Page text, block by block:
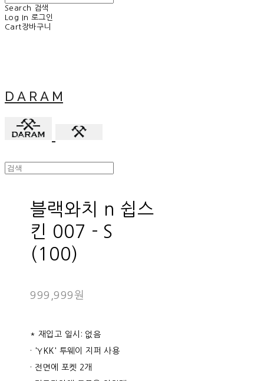
Search
검색
Log In 로그인
Cart장바구니
D A R A M
블랙와치 n 쉽스
킨 007 - S
(100)
999,999원
* 재입고 일시: 없음
· 'YKK' 투웨이 지퍼 사용
· 전면에 포켓 2개